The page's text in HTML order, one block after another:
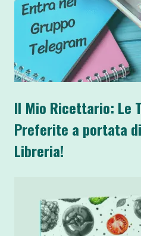
Il Mio Ricettario: Le
Preferite a portata
Libreria!